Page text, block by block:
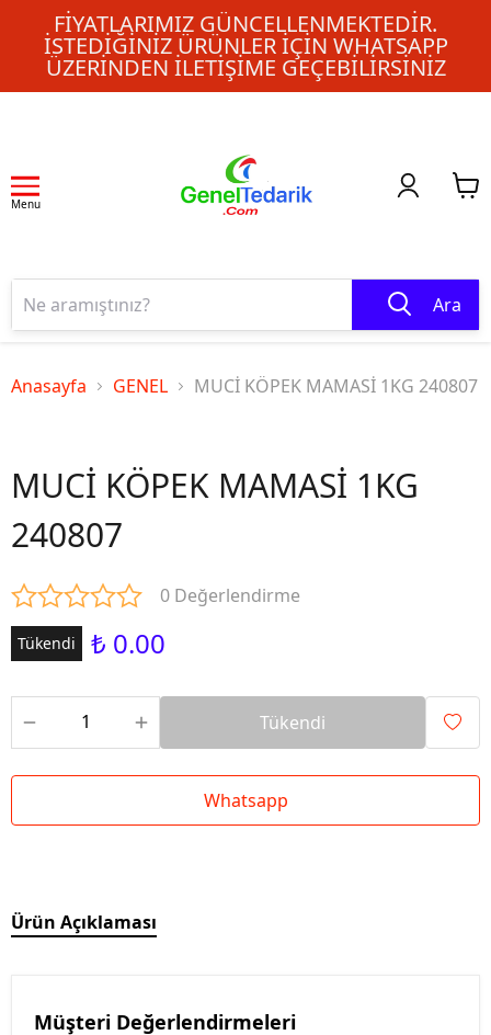
FIYATLARIMIZ GÜNCELLENMEKTEDIR.
İSTEDIĞINIZ ÜRÜNLER IÇIN WHATSAPP
ÜZERINDEN ILETIŞIME GEÇEBILIRSINIZ
Menu
Ara
Anasayfa GENEL MUCİ KÖPEK MAMASİ 1KG 240807
MUCİ KÖPEK MAMASİ 1KG
240807
0 Değerlendirme
Tükendi ₺ 0.00
Tükendi
Whatsapp
Ürün Açıklaması
Müşteri Değerlendirmeleri